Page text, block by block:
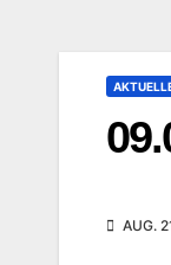
AUG.